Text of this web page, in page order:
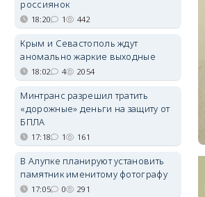
россиянок
18:20 1 442
Крым и Севастополь ждут
аномально жаркие выходные
18:02 4 2054
Минтранс разрешил тратить
«дорожные» деньги на защиту от
БПЛА
17:18 1 161
В Алупке планируют установить
памятник именитому фотографу
17:05 0 291